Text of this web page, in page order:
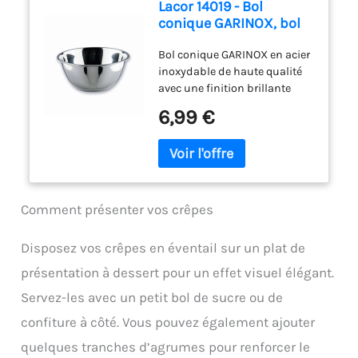
aliments, ces bols sont
parfaits pour tous vos
de haute qualité 】 nos bols à
mélanger sont fabriqués en
acier inoxydable de haute
qualité, résistant à la
corrosion et à la rouille. Ils
sont donc durables et
résistants à la rouille. Vous
chimiques nocifs. Ils sont
chaleur et passent au lave-
vaisselle. Les couvercles sont
en plastique résistant à la
chaleur. 【Couvercle
bol à mélanger avec
protection anti-
Lacor 14019 - Bol
conique GARINOX, bol
rece...
Bol conique GARINOX en acier
inoxydable de haute qualité
avec une finition brillante
aliments, il ne transmet ni
saveurs ni odeurs Facile à
nettoyer Pas lavable au lave-
vaisselle Dimensions: 20 cm
/ 7,5 cm (h) Capacité: 1,4 L
6,99 €
Comment présenter vos crêpes
Disposez vos crêpes en éventail sur un plat de
présentation à dessert pour un effet visuel élégant.
Servez-les avec un petit bol de sucre ou de
confiture à côté. Vous pouvez également ajouter
quelques tranches d’agrumes pour renforcer le